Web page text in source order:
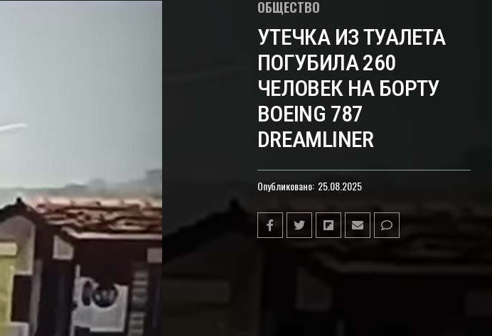
ОБЩЕСТВО
УТЕЧКА ИЗ ТУАЛЕТА
ПОГУБИЛА 260
ЧЕЛОВЕК НА БОРТУ
BOEING 787
DREAMLINER
Опубликовано: 25.08.2025